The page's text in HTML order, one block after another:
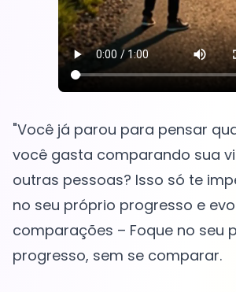
"Você já parou para pensar
você gasta comparando sua
outras pessoas? Isso só te
no seu próprio progresso e
comparações – Foque no seu
progresso, sem se comparar.